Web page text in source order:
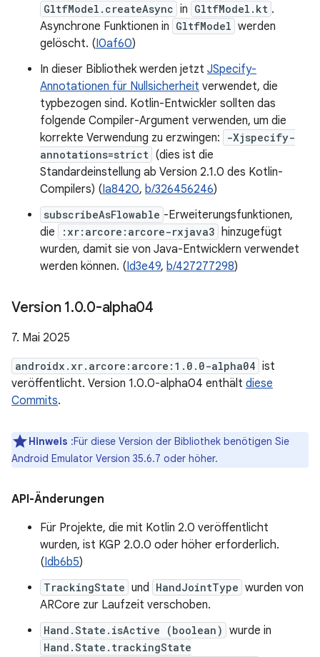
GltfModel.createAsync in GltfModel.kt .
Asynchrone Funktionen in GltfModel werden
gelöscht. (I0af60)
In dieser Bibliothek werden jetzt JSpecify-
Annotationen für Nullsicherheit verwendet, die
typbezogen sind. Kotlin-Entwickler sollten das
folgende Compiler-Argument verwenden, um die
korrekte Verwendung zu erzwingen:
-Xjspecify-
annotations=strict (dies ist die
Standardeinstellung ab Version 2.1.0 des Kotlin-
Compilers) (Ia8420, b/326456246)
subscribeAsFlowable -Erweiterungsfunktionen,
die
:xr:arcore:arcore-rxjava3 hinzugefügt
wurden, damit sie von Java-Entwicklern verwendet
werden können. (Id3e49, b/427277298)
Version 1.0.0-alpha04
7. Mai 2025
androidx.xr.arcore:arcore:1.0.0-alpha04 ist
veröffentlicht. Version 1.0.0-alpha04 enthält diese
Commits.
Hinweis :Für diese Version der Bibliothek benötigen Sie
Android Emulator Version 35.6.7 oder höher.
API-Änderungen
Für Projekte, die mit Kotlin 2.0 veröffentlicht
wurden, ist KGP 2.0.0 oder höher erforderlich.
(Idb6b5)
TrackingState und HandJointType wurden von
ARCore zur Laufzeit verschoben.
Hand.State.isActive (boolean) wurde in
Hand.State.trackingState